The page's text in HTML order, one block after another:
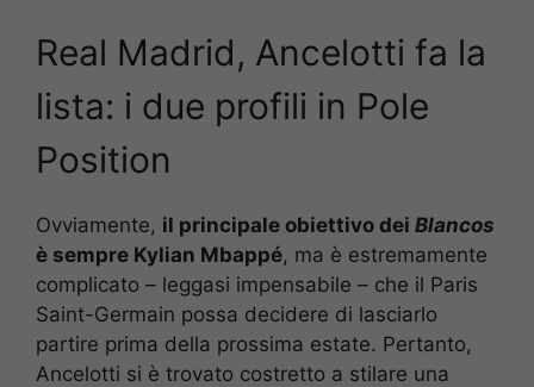
Real Madrid, Ancelotti fa la
lista: i due profili in Pole
Position
Ovviamente, il principale obiettivo dei Blancos
è sempre Kylian Mbappé, ma è estremamente
complicato – leggasi impensabile – che il Paris
Saint-Germain possa decidere di lasciarlo
partire prima della prossima estate. Pertanto,
Ancelotti si è trovato costretto a stilare una